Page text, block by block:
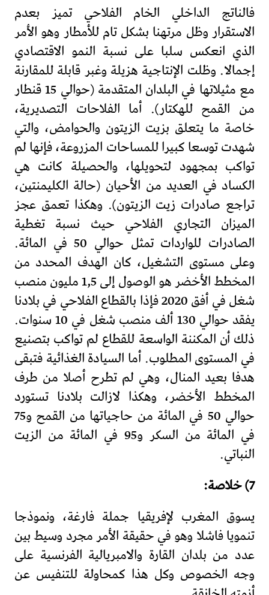
فالناتج الداخلي الخام الفلاحي تميز بعدم
الاستقرار وظل مرتهنا بشكل تام للأمطار وهو الأمر
الذي انعكس سلبا على نسبة النمو الاقتصادي
إجمالا. وظلت الإنتاجية هزيلة وغبر قابلة للمقارنة
مع مثيلاتها في البلدان المتقدمة (حوالي 15 قنطار
من القمح للهكتار). أما الفلاحات التصديرية،
خاصة ما يتعلق بزيت الزيتون والحوامض، والتي
شهدت توسعا كبيرا للمساحات المزروعة، فإنها لم
تواكب بمجهود لتحويلها، والحصيلة كانت هي
الكساد في العديد من الأحيان (حالة الكليمنتين،
تراجع صادرات زيت الزيتون). وهكذا تعمق عجز
الميزان التجاري الفلاحي حيث نسبة تغطية
الصادرات للواردات تمثل حوالي 50 في المائة.
وعلى مستوى التشغيل، كان الهدف المحدد من
المخطط الأخضر هو الوصول إلى 1,5 مليون منصب
شغل في أفق 2020 فإذا بالقطاع الفلاحي في بلادنا
يفقد حوالي 130 ألف منصب شغل في 10 سنوات.
ذلك أن المكننة الواسعة للقطاع لم تواكب بتصنيع
في المستوى المطلوب. أما السيادة الغذائية فتبقى
هدفا بعيد المنال، وهي لم تطرح أصلا من طرف
المخطط الأخضر، وهكذا لازالت بلادنا تستورد
حوالي 50 في المائة من حاجياتها من القمح و75
في المائة من السكر و95 في المائة من الزيت
النباتي.
7) خلاصة:
يسوق المغرب لإفريقيا جملة فارغة، ونموذجا
تنمويا فاشلا وهو في حقيقة الأمر مجرد وسيط بين
عدد من بلدان القارة والامبريالية الفرنسية على
وجه الخصوص وكل هذا كمحاولة للتنفيس عن